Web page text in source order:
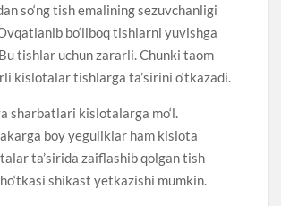
so‘ng tish emalining sezuvchanligi
bo‘liboq tishlarni yuvishga
tishlar uchun zararli. Chunki taom
kislotalar tishlarga ta’sirini o‘tkazadi.
sharbatlari kislotalarga mo‘l.
boy yeguliklar ham kislota
ta’sirida zaiflashib qolgan tish
shikast yetkazishi mumkin.